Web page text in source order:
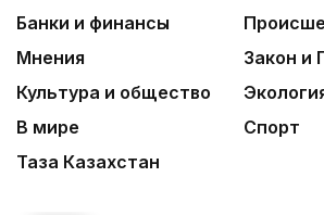
Банки и финансы
Мнения
Закон и
Культура и общество
В мире
Спорт
Таза Казахстан